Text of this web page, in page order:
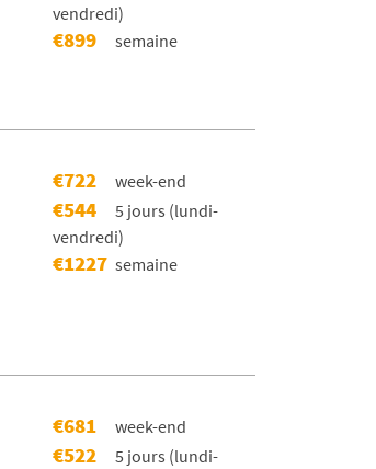
vendredi)
€899 semaine
€722 week-end
€544
5 jours (lundi-
vendredi)
€1227 semaine
€681 week-end
€522
5 jours (lundi-